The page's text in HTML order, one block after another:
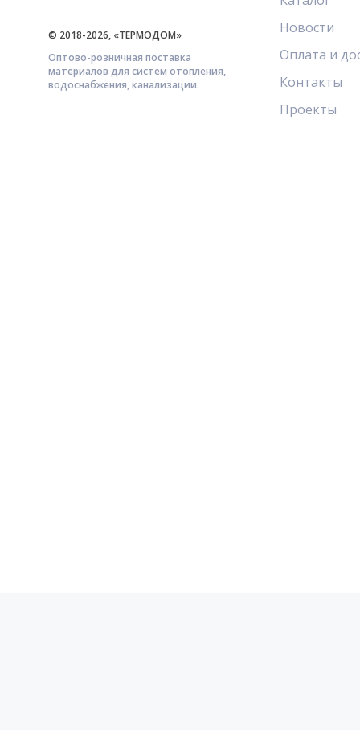
© 2018-2026, «ТЕРМОДОМ»
Оптово-розничная поставка
материалов для систем отопления,
водоснабжения, канализации.
Новости
Оплата и
Контакты
Проекты